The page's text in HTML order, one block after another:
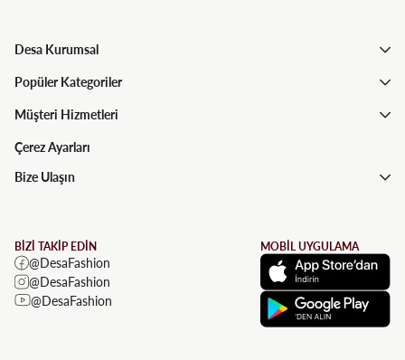
Desa Kurumsal
Popüler Kategoriler
Müşteri Hizmetleri
Çerez Ayarları
Bize Ulaşın
BİZİ TAKİP EDİN
@DesaFashion
@DesaFashion
@DesaFashion
MOBİL UYGULAMA